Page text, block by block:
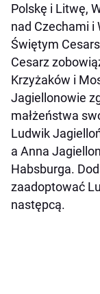
Polskę i Litwę,
nad Czechami i
Świętym
Cesarz
Krzyżaków i
Jagiellonowie
małżeństwa
Ludwik
a Anna
Habsburga.
zaadoptować
następcą.